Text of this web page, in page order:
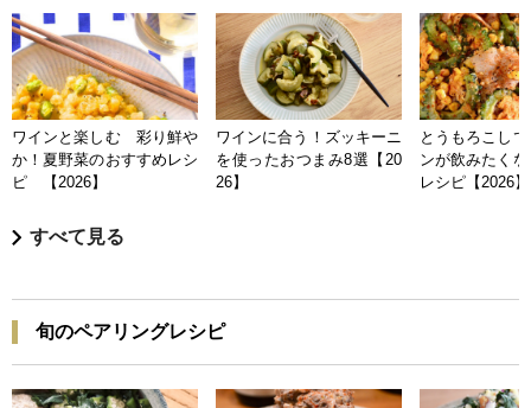
ワインと楽しむ 彩り鮮や
か！夏野菜のおすすめレシ
ピ 【2026】
ワインに合う！ズッキーニ
を使ったおつまみ8選【20
26】
とうもろこし
ンが飲みたく
レシピ【2026】
すべて見る
旬のペアリングレシピ